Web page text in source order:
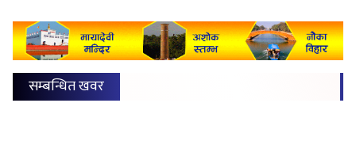
सम्बन्धित खवर